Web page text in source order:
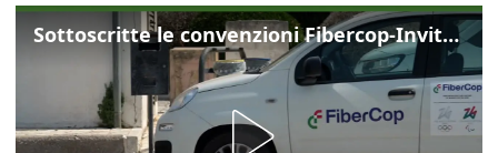
Sottoscritte le convenzioni Fibercop-Invitalia, fibra ottica per 477 mila civici